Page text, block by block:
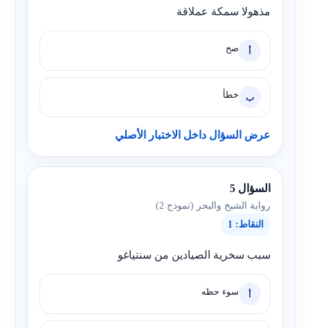
مذهولا سمكة عملاقة
أ صح
ب خطأ
عرض السؤال داخل الاختبار الأصلي
السؤال 5
رواية الشيخ والبحر (نموذج 2)
النقاط: 1
سبب سخرية الصيادين من سنتياغو
أ سوء حظه